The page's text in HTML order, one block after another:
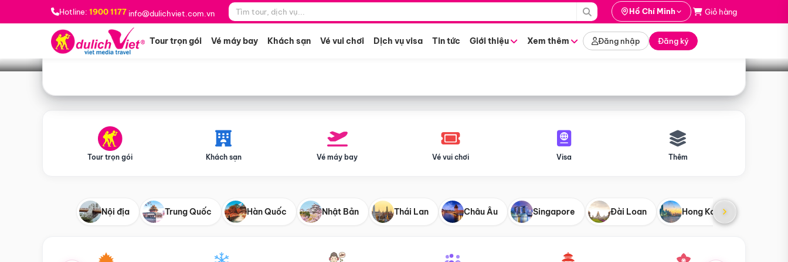
Hotline: 1900 1177 info@dulichviet.com.vn Hồ Chí Minh Giỏ hàng
Tour trọn gói Vé máy bay Khách sạn Vé vui chơi Dịch vụ visa Tin tức Giới thiệu Xem thêm Đăng nhập Đăng ký
Bạn muốn đi đâu? *
Tìm tour
Tour trọn gói Khách sạn Vé máy bay Vé vui chơi Visa Thêm
Nội địa Trung Quốc Hàn Quốc Nhật Bản Thái Lan Châu Âu Singapore Đài Loan Hong Kong